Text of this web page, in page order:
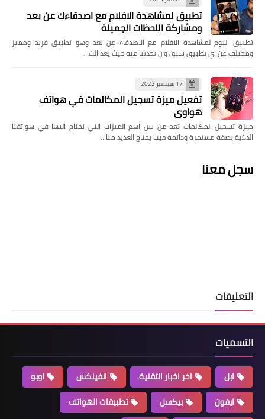
تطبيق لمشاهدة الافلام مع اصدقاءك عن بعد
ومشاركة اللحظات الجميلة
تطبيق اليوم لمشاهدة الافلام مع الاصدقاء عن بعد وهو تطبيق فريد ومميز
ومختلف عن اي تطبيق سبق وان تحدثنا عنة حيث يعد الت…
17 سبتمبر 2022
تفعيل ميزة تسجيل المكالمات في هواتف
هواوي
ميزة تسجيل المكالمات تعد من بين اهم الميزات التي نحتاج اليها في هواتفنا
الذكية بصفة مستمرة ودائمة حيث يحتاج العديد منا…
سجل معنا
التعليقات
التسميات
ابل اخر اخبار التقنية انفينكس
اوبو
ايفون
بيكسل تطبيقات الهواتف